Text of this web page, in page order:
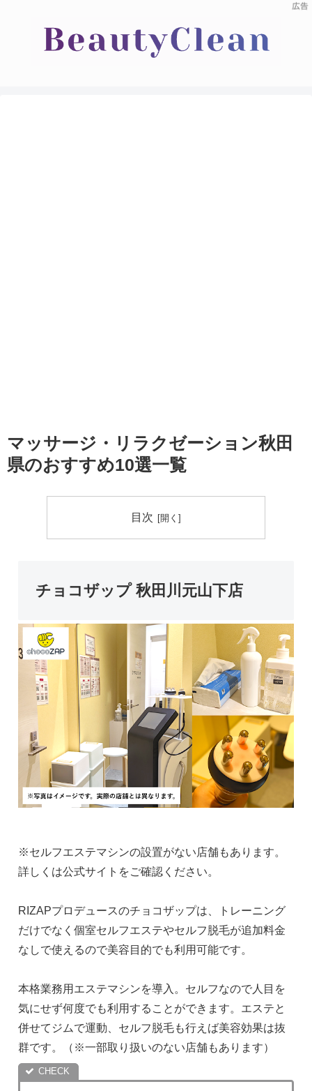
マッサージ・リラクゼーション秋田
県のおすすめ10選一覧
目次
チョコザップ 秋田川元山下店
※セルフエステマシンの設置がない店舗もあります。
詳しくは公式サイトをご確認ください。
RIZAPプロデュースのチョコザップは、トレーニング
だけでなく個室セルフエステやセルフ脱毛が追加料金
なしで使えるので美容目的でも利用可能です。
本格業務用エステマシンを導入。セルフなので人目を
気にせず何度でも利用することができます。エステと
併せてジムで運動、セルフ脱毛も行えば美容効果は抜
群です。（※一部取り扱いのない店舗もあります）